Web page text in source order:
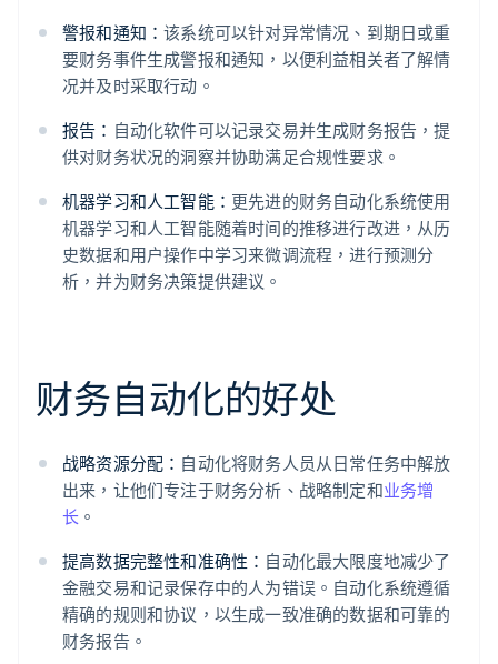
警报和通知：该系统可以针对异常情况、到期日或重
要财务事件生成警报和通知，以便利益相关者了解情
况并及时采取行动。
报告： 自动化软件可以记录交易并生成财务报告，提
供对财务状况的洞察并协助满足合规性要求。
机器学习和人工智能： 更先进的财务自动化系统使用
机器学习和人工智能随着时间的推移进行改进，从历
史数据和用户操作中学习来微调流程，进行预测分
析，并为财务决策提供建议。
财务自动化的好处
战略资源分配： 自动化将财务人员从日常任务中解放
出来，让他们专注于财务分析、战略制定和业务增
长 。
提高数据完整性和准确性： 自动化最大限度地减少了
金融交易和记录保存中的人为错误。自动化系统遵循
精确的规则和协议，以生成一致准确的数据和可靠的
财务报告。